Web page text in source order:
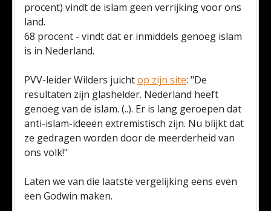
procent) vindt de islam geen verrijking voor ons
land.
68 procent - vindt dat er inmiddels genoeg islam
is in Nederland.
PVV-leider Wilders juichtop zijn site: "De
resultaten zijn glashelder. Nederland heeft
genoeg van de islam. (..). Er is lang geroepen dat
anti-islam-ideeën extremistisch zijn. Nu blijkt dat
ze gedragen worden door de meerderheid van
ons volk!"
Laten we van die laatste vergelijking eens even
een Godwin maken.